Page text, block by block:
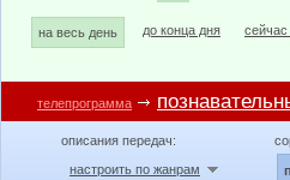
на весь день до конца дня сейчас
телепрограмма
описания передач:
настроить по жанрам